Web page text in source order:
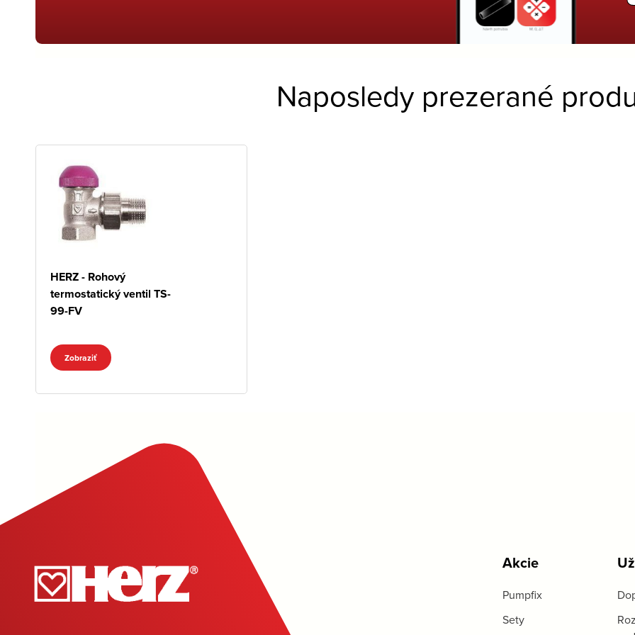
Naposledy prezerané
HERZ - Rohový
termostatický ventil TS-
99-FV
Zobraziť
Akcie
Pumpfix
Sety